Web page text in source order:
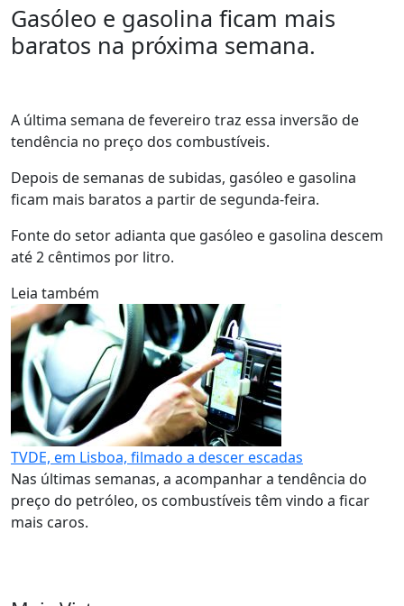
Gasóleo e gasolina ficam mais
baratos na próxima semana.
A última semana de fevereiro traz essa inversão de
tendência no preço dos combustíveis.
Depois de semanas de subidas, gasóleo e gasolina
ficam mais baratos a partir de segunda-feira.
Fonte do setor adianta que gasóleo e gasolina descem
até 2 cêntimos por litro.
Leia também
TVDE, em Lisboa, filmado a descer escadas
Nas últimas semanas, a acompanhar a tendência do
preço do petróleo, os combustíveis têm vindo a ficar
mais caros.